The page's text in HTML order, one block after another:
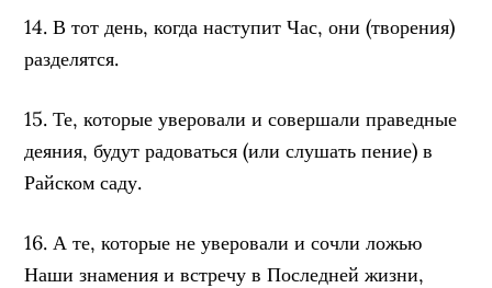
14. В тот день, когда наступит Час, они (творения)
разделятся.
15. Те, которые уверовали и совершали праведные
деяния, будут радоваться (или слушать пение) в
Райском саду.
16. А те, которые не уверовали и сочли ложью
Наши знамения и встречу в Последней жизни,